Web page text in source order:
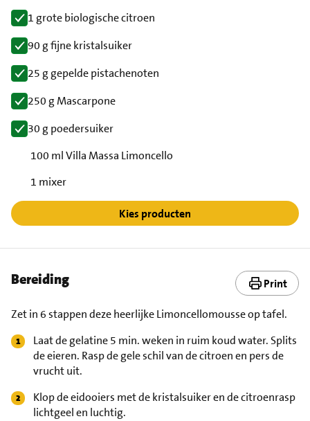
1 grote biologische citroen
90 g fijne kristalsuiker
25 g gepelde pistachenoten
250 g Mascarpone
30 g poedersuiker
100 ml Villa Massa Limoncello
1 mixer
Kies producten
Bereiding Print
Zet in 6 stappen deze heerlijke Limoncellomousse op tafel.
Laat de gelatine 5 min. weken in ruim koud water. Splits
de eieren. Rasp de gele schil van de citroen en pers de
vrucht uit.
Klop de eidooiers met de kristalsuiker en de citroenrasp
lichtgeel en luchtig.